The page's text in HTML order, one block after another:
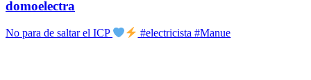
domoelectra
No para de saltar el ICP #electricista #Manue